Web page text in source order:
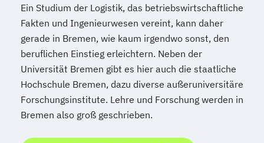
Ein Studium der Logistik, das betriebswirtschaftliche
Fakten und Ingenieurwesen vereint, kann daher
gerade in Bremen, wie kaum irgendwo sonst, den
beruflichen Einstieg erleichtern. Neben der
Universität Bremen gibt es hier auch die staatliche
Hochschule Bremen, dazu diverse außeruniversitäre
Forschungsinstitute. Lehre und Forschung werden in
Bremen also groß geschrieben.